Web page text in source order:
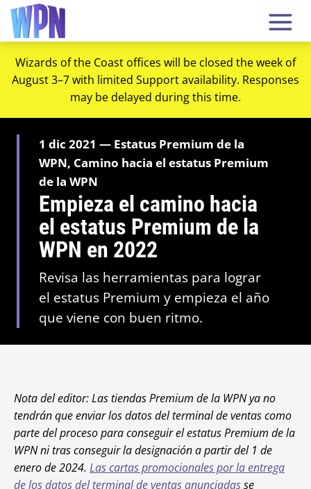
Wizards of the Coast offices will be closed the week of
August 3–7 with limited Support availability. Responses
may be delayed during this time.
1 dic 2021 — Estatus Premium de la
WPN, Camino hacia el estatus Premium
de la WPN
Empieza el camino hacia
el estatus Premium de la
WPN en 2022
Revisa las herramientas para lograr
el estatus Premium y empieza el año
que viene con buen ritmo.
Nota del editor: Las tiendas Premium de la WPN ya no
tendrán que enviar los datos del terminal de ventas como
parte del proceso para conseguir el estatus Premium de la
WPN ni tras conseguir la designación a partir del 1 de
enero de 2024. Las cartas promocionales por la entrega
de los datos del terminal de ventas anunciadasse